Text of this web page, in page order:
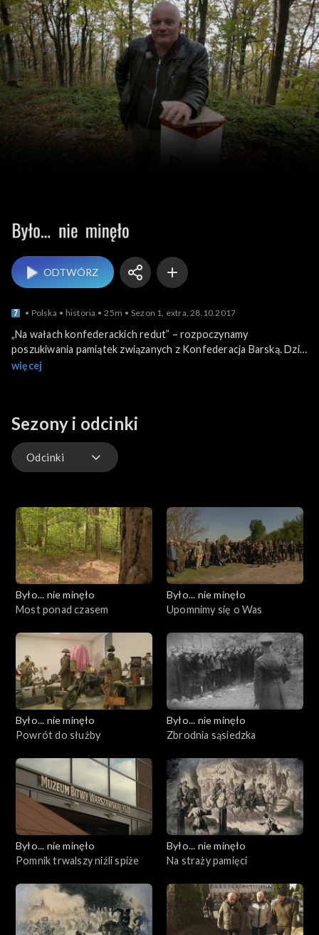
Było... nie minęło
ODTWÓRZ
Polska historia 25m Sezon 1, extra, 28.10.2017
„Na wałach konfederackich redut” – rozpoczynamy
poszukiwania pamiątek związanych z Konfederacja Barską. Dziś
niemal zupełnie zapomniana, niegdyś przez historyków słusznie
obiekt, który na austriackich mapach z końca XVIII wieku
opisany jako konfederaten schanzen. Zawędrujemy do
Rzeszowa i do Cisnej w Bieszczadach.
więcej
Sezony i odcinki
Odcinki
Było... nie minęło
Most ponad czasem
Było... nie minęło
Upomnimy się o Was
Było... nie minęło
Powrót do służby
Było... nie minęło
Zbrodnia sąsiedzka
Było... nie minęło
Pomnik trwalszy niźli spiże
Było... nie minęło
Na straży pamięci